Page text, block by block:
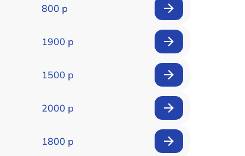
800 р
1900 р
1500 р
2000 р
1800 р